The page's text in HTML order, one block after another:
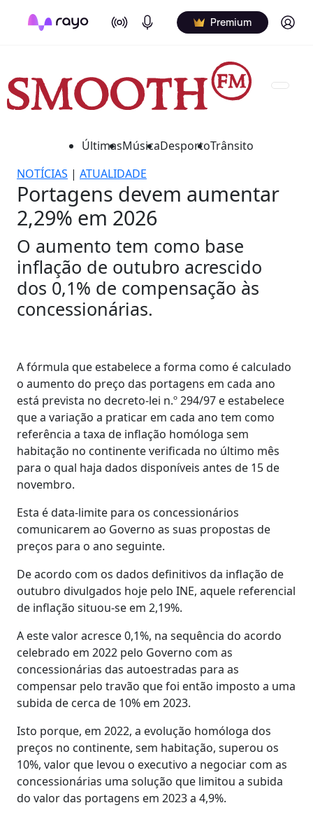
On Air Podcasts Premium Log in
ÚltimasMúsicaDesportoTrânsito
NOTÍCIAS | ATUALIDADE
Portagens devem aumentar
2,29% em 2026
O aumento tem como base
inflação de outubro acrescido
dos 0,1% de compensação às
concessionárias.
A fórmula que estabelece a forma como é calculado
o aumento do preço das portagens em cada ano
está prevista no decreto-lei n.º 294/97 e estabelece
que a variação a praticar em cada ano tem como
referência a taxa de inflação homóloga sem
habitação no continente verificada no último mês
para o qual haja dados disponíveis antes de 15 de
novembro.
Esta é data-limite para os concessionários
comunicarem ao Governo as suas propostas de
preços para o ano seguinte.
De acordo com os dados definitivos da inflação de
outubro divulgados hoje pelo INE, aquele referencial
de inflação situou-se em 2,19%.
A este valor acresce 0,1%, na sequência do acordo
celebrado em 2022 pelo Governo com as
concessionárias das autoestradas para as
compensar pelo travão que foi então imposto a uma
subida de cerca de 10% em 2023.
Isto porque, em 2022, a evolução homóloga dos
preços no continente, sem habitação, superou os
10%, valor que levou o executivo a negociar com as
concessionárias uma solução que limitou a subida
do valor das portagens em 2023 a 4,9%.